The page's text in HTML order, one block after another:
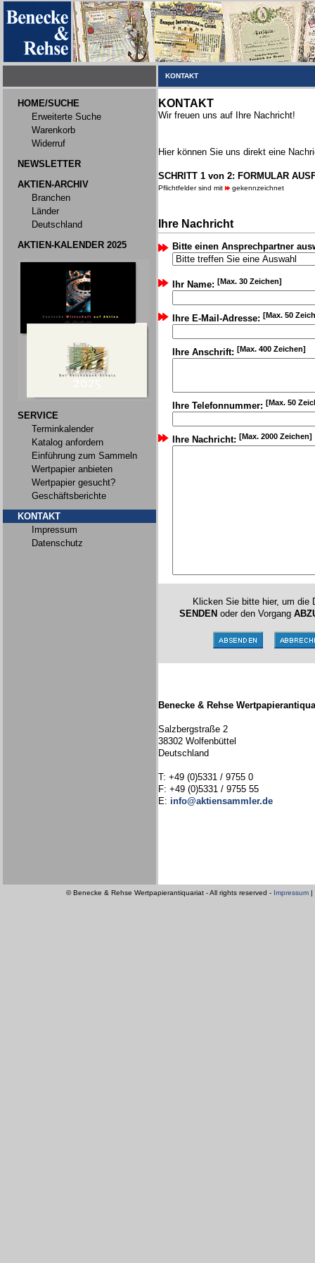
KONTAKT
HOME/SUCHE
Erweiterte Suche
Warenkorb
Widerruf
NEWSLETTER
AKTIEN-ARCHIV
Branchen
Länder
Deutschland
AKTIEN-KALENDER 2025
SERVICE
Terminkalender
Katalog anfordern
Einführung zum Sammeln
Wertpapier anbieten
Wertpapier gesucht?
Geschäftsberichte
KONTAKT
Impressum
Datenschutz
KONTAKT
Wir freuen uns auf Ihre Nachricht!
Hier können Sie uns direkt eine
SCHRITT 1 von 2: FORMULAR
Pflichtfelder sind mit gekennzeichnet
Ihre Nachricht
Bitte einen Ansprechpartner
Ihr Name: [Max. 30 Zeichen]
Ihre E-Mail-Adresse: [Max. 50
Ihre Anschrift: [Max. 400 Zeichen]
Ihre Telefonnummer: [Max. 50
Ihre Nachricht: [Max. 2000 Zeichen]
Klicken Sie bitte hier, um die
SENDEN oder den Vorgang
Benecke & Rehse
Salzbergstraße 2
38302 Wolfenbüttel
Deutschland
T: +49 (0)5331 / 9755 0
F: +49 (0)5331 / 9755 55
E: info@aktiensammler.de
© Benecke & Rehse Wertpapierantiquariat - All rights reserved - Impressum |